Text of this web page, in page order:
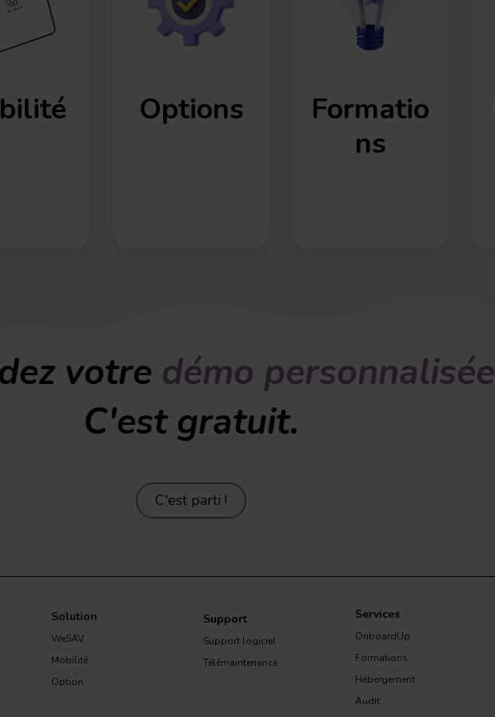
Options
Formatio
ns
votre démo personnalisée
C'est gratuit.
C'est parti !
Solution
WeSAV
Mobilité
Option
Support
Support logiciel
Télémaintenance
Services
OnboardUp
Formations
Hébergement
Audit